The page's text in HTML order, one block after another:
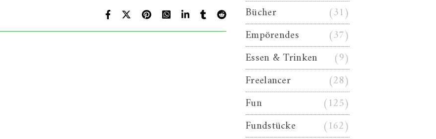
Bücher
(31)
Empörendes
(37)
Essen & Trinken
(9)
Freelancer
(28)
Fun
(125)
Fundstücke
(162)